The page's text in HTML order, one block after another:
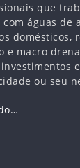
que
águas de
domésticos,
e macro
ou seu